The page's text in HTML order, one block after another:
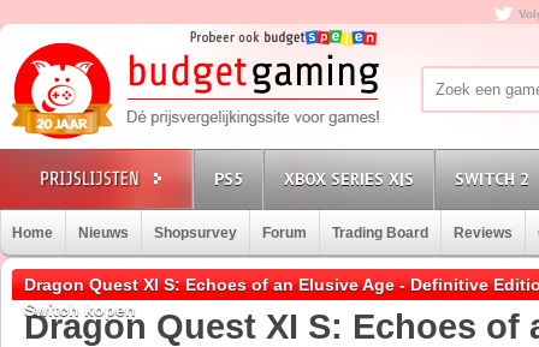
PS5 XBOX SERIES X|S SWITCH 2
Home Nieuws Shopsurvey Forum Trading Board Reviews
Dragon Quest XI S: Echoes of an Elusive Age - Definitive
Switch kopen
Dragon Quest XI S: Echoes of